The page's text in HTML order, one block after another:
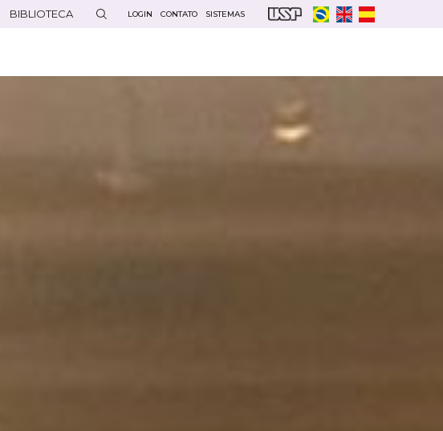
BIBLIOTECA LOGIN CONTATO SISTEMAS